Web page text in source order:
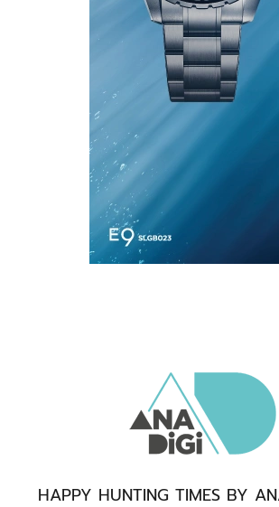
HAPPY HUNTING TIMES BY